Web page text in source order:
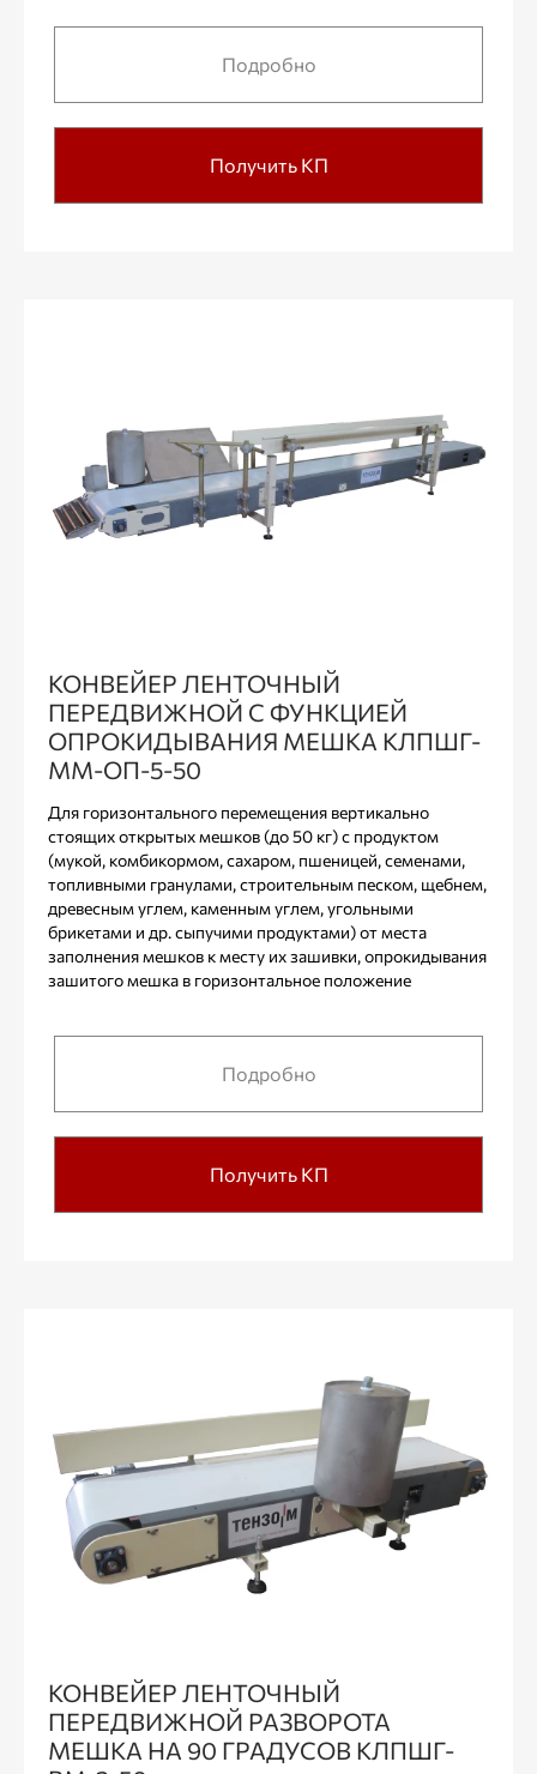
Подробно
Получить КП
КОНВЕЙЕР ЛЕНТОЧНЫЙ
ПЕРЕДВИЖНОЙ С ФУНКЦИЕЙ
ОПРОКИДЫВАНИЯ МЕШКА КЛПШГ-
ММ-ОП-5-50
Для горизонтального перемещения вертикально
стоящих открытых мешков (до 50 кг) с продуктом
(мукой, комбикормом, сахаром, пшеницей, семенами,
топливными гранулами, строительным песком, щебнем,
древесным углем, каменным углем, угольными
брикетами и др. сыпучими продуктами) от места
заполнения мешков к месту их зашивки, опрокидывания
зашитого мешка в горизонтальное положение
Подробно
Получить КП
КОНВЕЙЕР ЛЕНТОЧНЫЙ
ПЕРЕДВИЖНОЙ РАЗВОРОТА
МЕШКА НА 90 ГРАДУСОВ КЛПШГ-